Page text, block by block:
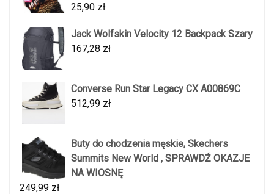
25,90 zł
Jack Wolfskin Velocity 12 Backpack Szary
167,28 zł
Converse Run Star Legacy CX A00869C
512,99 zł
Buty do chodzenia męskie, Skechers
Summits New World , SPRAWDŹ OKAZJE
NA WIOSNĘ
249,99 zł